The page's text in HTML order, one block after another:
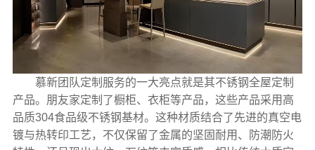
慕新团队定制服务的一大亮点就是其不锈钢全屋定制
产品。朋友家定制了橱柜、衣柜等产品，这些产品采用高
品质304食品级不锈钢基材。这种材质结合了先进的真空电
镀与热转印工艺，不仅保留了金属的坚固耐用、防潮防火